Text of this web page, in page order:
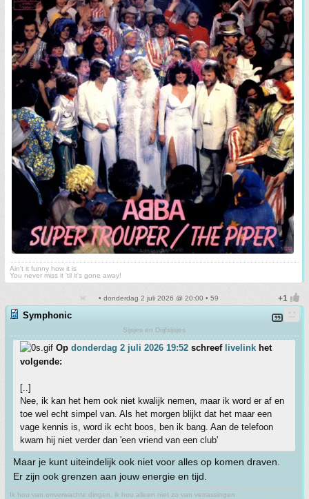
Ain't it funny how it is
You never miss it 'til it's gone away!
• donderdag 2 juli 2026 @ 20:00 • 59
Symphonic
Sijsjes en Drijfsijsjes
Op donderdag 2 juli 2026 19:52 schreef livelink het
volgende:
[..]
Nee, ik kan het hem ook niet kwalijk nemen, maar ik word er af en
toe wel echt simpel van. Als het morgen blijkt dat het maar een
vage kennis is, word ik echt boos, ben ik bang. Aan de telefoon
kwam hij niet verder dan 'een vriend van een club'
Maar je kunt uiteindelijk ook niet voor alles op komen draven.
Er zijn ook grenzen aan jouw energie en tijd.
Ik hou van onverwachte dingen, ik hou alleen niet zo van verrassingen